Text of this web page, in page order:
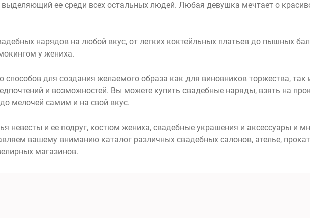
ее среди всех остальных людей. Любая девушка мечтает о
нарядов на любой вкус, от легких коктейльных платьев до пышных
у жениха.
для создания желаемого образа как для виновников торжества, так
и возможностей. Вы можете купить свадебные наряды, взять на
мелочей самим и на свой вкус.
невесты и ее подруг, костюм жениха, свадебные украшения и аксессуары и
вашему вниманию каталог различных свадебных салонов, ателье,
магазинов.